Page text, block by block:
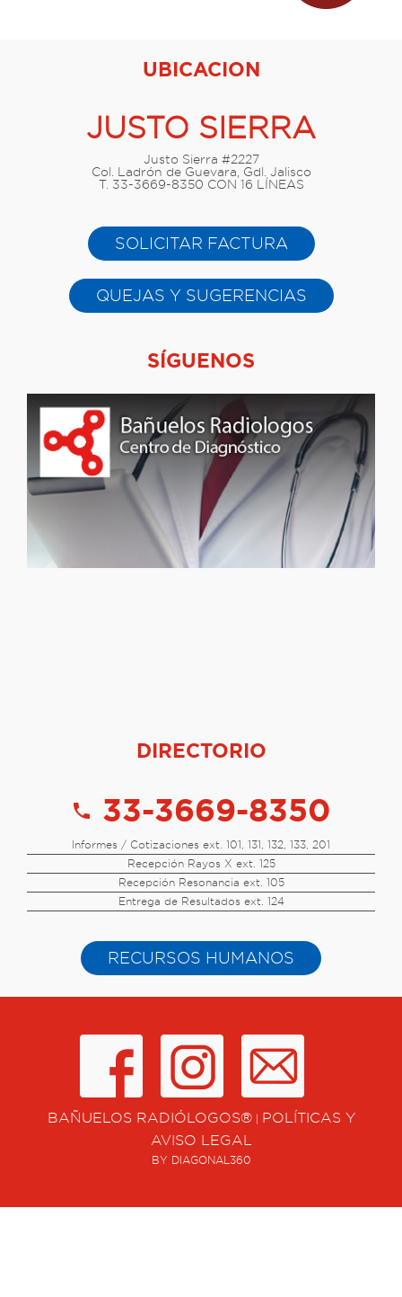
UBICACION
JUSTO SIERRA
Justo Sierra #2227
Col. Ladrón de Guevara, Gdl. Jalisco
T. 33-3669-8350 CON 16 LÍNEAS
SOLICITAR FACTURA
QUEJAS Y SUGERENCIAS
SÍGUENOS
DIRECTORIO
call 33-3669-8350
Informes / Cotizaciones ext. 101, 131, 132, 133, 201
Recepción Rayos X ext. 125
Recepción Resonancia ext. 105
Entrega de Resultados ext. 124
RECURSOS HUMANOS
BAÑUELOS RADIÓLOGOS®|
POLÍTICAS Y
AVISO LEGAL
BY DIAGONAL360